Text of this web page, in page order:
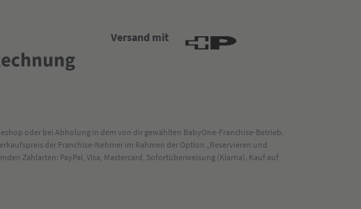
Versand mit
oder bei Abholung in dem von dir gewählten BabyOne-Franchise-Betrieb.
der Franchise-Nehmer im Rahmen der Option „Reservieren und
Zahlarten: PayPal, Visa, Mastercard, Sofortüberweisung (Klarna), Kauf auf